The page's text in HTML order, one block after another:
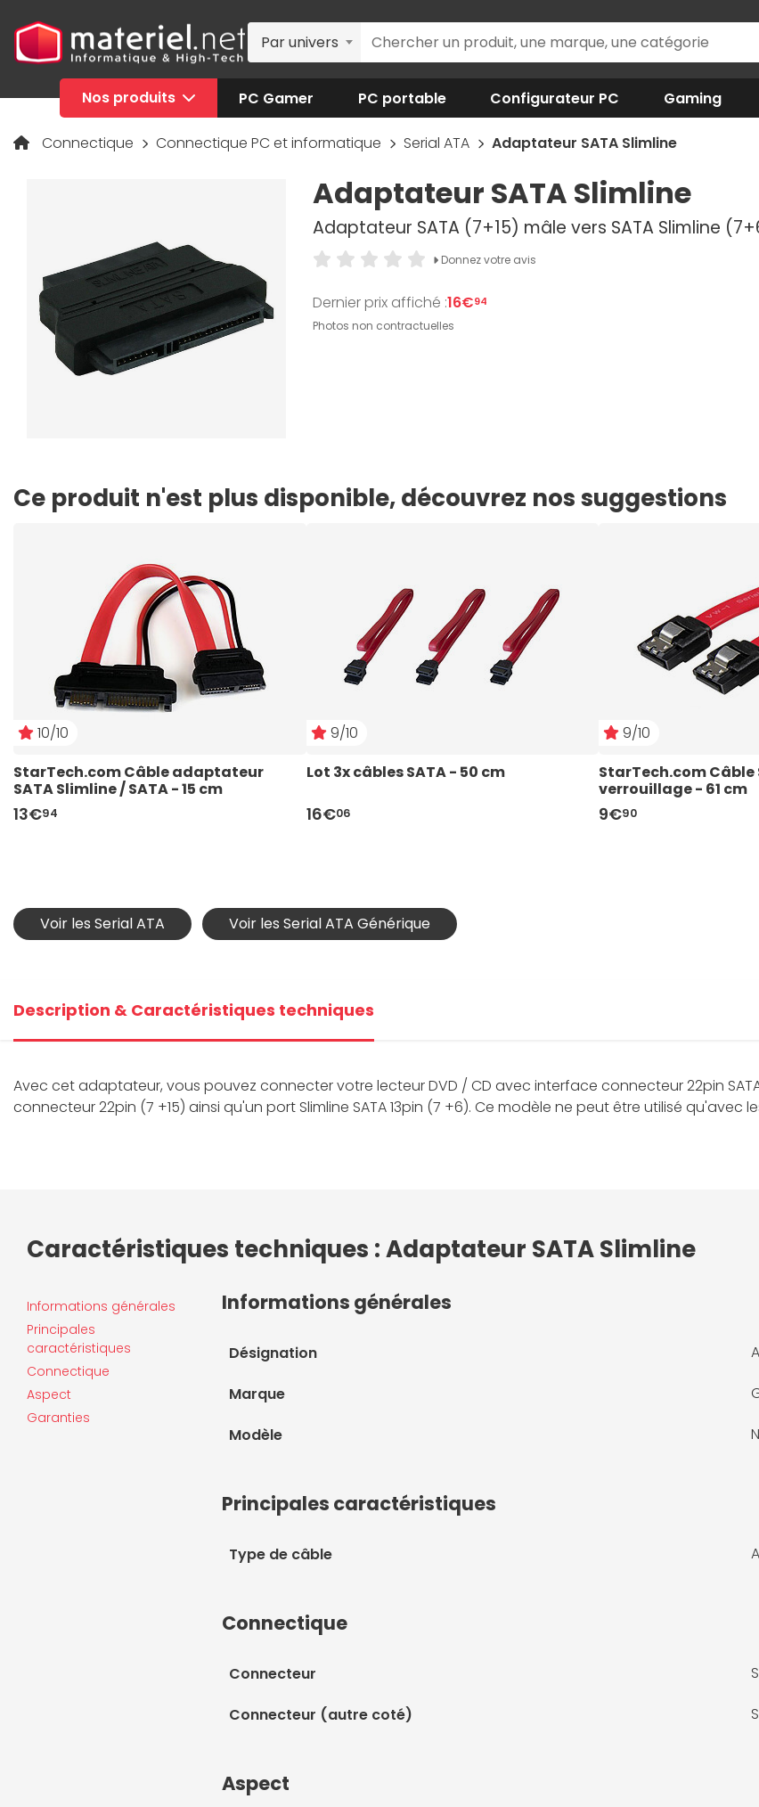
Par univers
Nos produits PC Gamer PC portable Configurateur PC Gaming
Connectique Connectique PC et informatique Serial ATA Adaptateur SATA Slimline
Adaptateur SATA Slimline
Adaptateur SATA (7+15) mâle vers SATA Slimline
Donnez votre avis
Dernier prix affiché :16€94
Photos non contractuelles
Ce produit n'est plus disponible, découvrez nos suggestions
10/10
StarTech.com Câble adaptateur
SATA Slimline / SATA - 15 cm
13€94
9/10
Lot 3x câbles SATA - 50 cm
16€06
9/10
StarTech.com Câble
verrouillage - 61 cm
9€90
Voir les Serial ATA Voir les Serial ATA Générique
Description & Caractéristiques techniques
Avec cet adaptateur, vous pouvez connecter votre lecteur DVD / CD avec interface connecteur 22pin SATA
connecteur 22pin (7 +15) ainsi qu'un port Slimline SATA 13pin (7 +6). Ce modèle ne peut être utilisé qu'avec
Caractéristiques techniques : Adaptateur SATA Slimline
Informations générales
Principales
caractéristiques
Connectique
Aspect
Garanties
Informations générales
Désignation
Marque
Modèle
Principales caractéristiques
Type de câble
Connectique
Connecteur
Connecteur (autre coté)
Aspect